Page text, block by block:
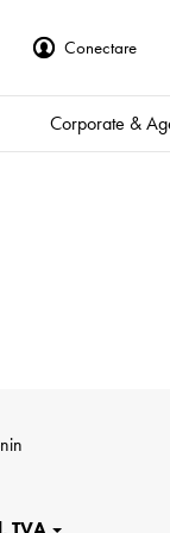
Conectare
Corporate &